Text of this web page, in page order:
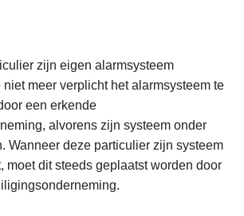
zijn eigen alarmsysteem
meer verplicht het alarmsysteem te
een erkende
alvorens zijn systeem onder
Wanneer deze particulier zijn systeem
moet dit steeds geplaatst worden door